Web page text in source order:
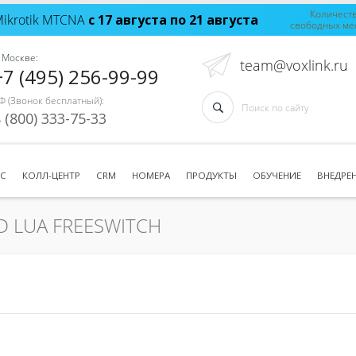
MTCNA с 17 августа по 21 августа
свободных
(495) 256-99-99
(Звонок бесплатный):
(800) 333-75-33
team@voxlink.ru
КОЛЛ-ЦЕНТР CRM НОМЕРА ПРОДУКТЫ ОБУЧЕНИЕ
FREESWITCH